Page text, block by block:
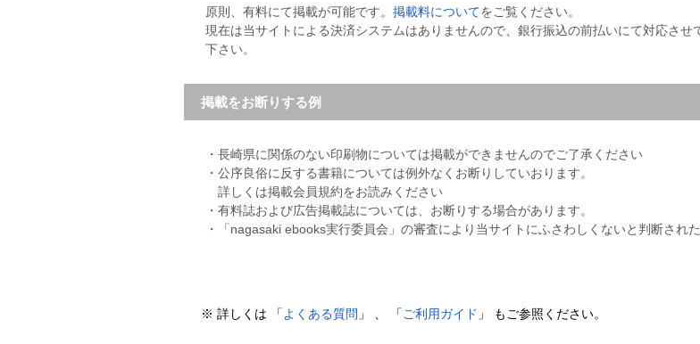
原則、有料にて掲載が可能です。 掲載料についてをご覧ください。
現在は当サイトによる決済システムはありませんので、銀行振込の前払いにて対応させ
下さい。
掲載をお断りする例
・長崎県に関係のない印刷物については掲載ができませんのでご了承ください
・公序良俗に反する書籍については例外なくお断りしていおります。
詳しくは掲載会員規約をお読みください
・有料誌および広告掲載誌については、お断りする場合があります。
・「nagasaki ebooks実行委員会」の審査により当サイトにふさわしくないと判断され
※ 詳しくは 「よくある質問 」 、 「ご利用ガイド 」 もご参照ください。